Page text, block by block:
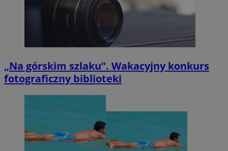
„Na górskim szlaku”. Wakacyjny konkurs
fotograficzny biblioteki